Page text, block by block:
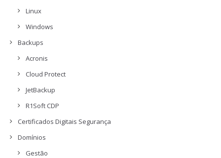
Linux
Windows
Backups
Acronis
Cloud Protect
JetBackup
R1Soft CDP
Certificados Digitais Segurança
Domínios
Gestão